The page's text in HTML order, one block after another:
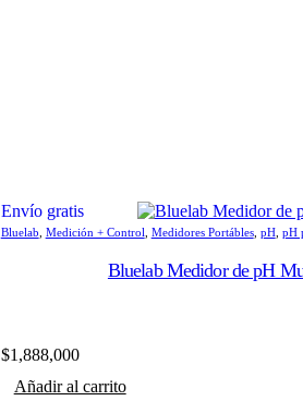
Envío gratis
Bluelab Medición + Control Medidores Portábles, pH, pH
Bluelab Medidor de pH
$1,888,000
Añadir al carrito